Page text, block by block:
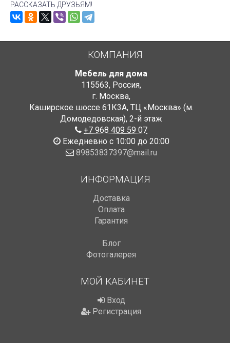
РАССКАЗАТЬ ДРУЗЬЯМ!
КОМПАНИЯ
Мебель для дома
115563, Россия,
г. Москва,
Каширское шоссе 61К3А, ТЦ «Москва» (м.
Домодедовская), 2-й этаж
+7 968 409 59 07
Ежедневно с 10:00 до 20:00
89853837397@mail.ru
ИНФОРМАЦИЯ
Доставка
Оплата
Гарантия
Блог
Фотогалерея
МОЙ КАБИНЕТ
Вход
Регистрация